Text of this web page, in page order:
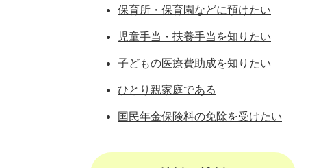
保育所・保育園などに預けたい
児童手当・扶養手当を知りたい
子どもの医療費助成を知りたい
ひとり親家庭である
国民年金保険料の免除を受けたい